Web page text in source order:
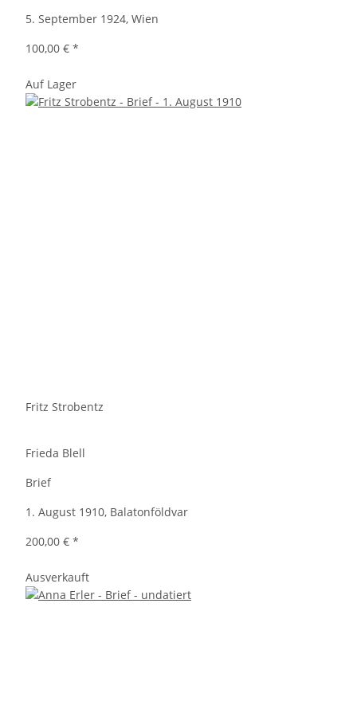
5. September 1924, Wien
100,00 € *
Auf Lager
Fritz Strobentz
Frieda Blell
Brief
1. August 1910, Balatonföldvar
200,00 € *
Ausverkauft